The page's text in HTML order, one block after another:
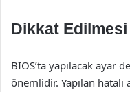
Dikkat
BIOS’ta yapılacak ayar
önemlidir. Yapılan